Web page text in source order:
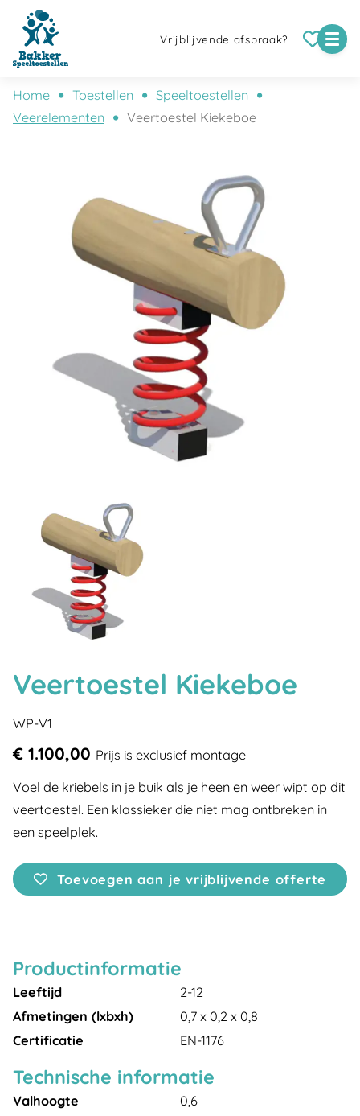
Vrijblijvende afspraak?
Home Toestellen
Speeltoestellen
Veerelementen
Veertoestel Kiekeboe
Veertoestel Kiekeboe
WP-V1
€ 1.100,00 Prijs is exclusief montage
Voel de kriebels in je buik als je heen en weer wipt op dit
veertoestel. Een klassieker die niet mag ontbreken in
een speelplek.
Toevoegen aan je vrijblijvende offerte
Productinformatie
Leeftijd
2-12
Afmetingen (lxbxh)
0,7 x 0,2 x 0,8
Certificatie
EN-1176
Technische informatie
Valhoogte
0,6